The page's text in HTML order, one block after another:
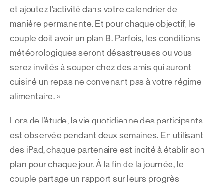
et ajoutez l’activité dans votre calendrier de
manière permanente. Et pour chaque objectif, le
couple doit avoir un plan B. Parfois, les conditions
météorologiques seront désastreuses ou vous
serez invités à souper chez des amis qui auront
cuisiné un repas ne convenant pas à votre régime
alimentaire. »
Lors de l’étude, la vie quotidienne des participants
est observée pendant deux semaines. En utilisant
des iPad, chaque partenaire est incité à établir son
plan pour chaque jour. À la fin de la journée, le
couple partage un rapport sur leurs progrès